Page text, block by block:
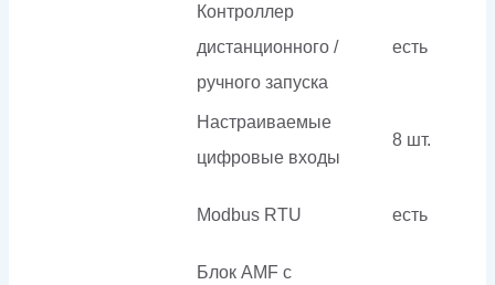
Контроллер
дистанционного /
ручного запуска
есть
Настраиваемые
цифровые входы
8 шт.
Modbus RTU есть
Блок AMF с